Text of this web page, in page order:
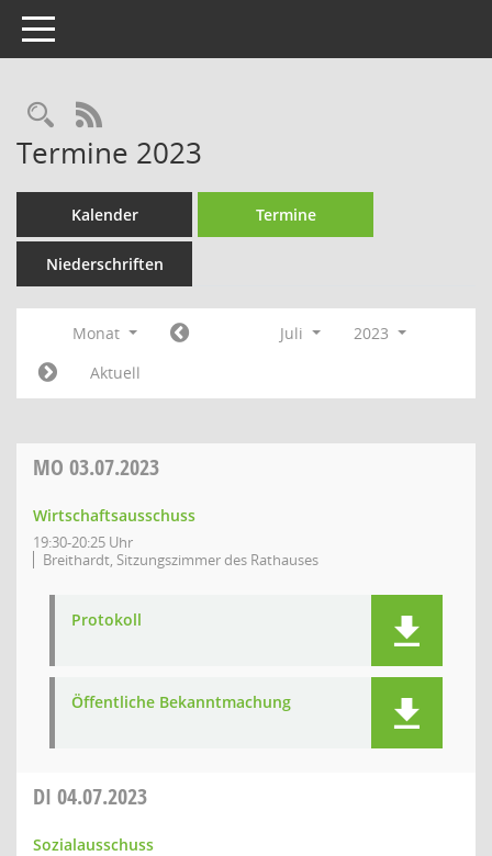
Toggle navigation
Rechercheauswahl
RSS-Feed
Termine 2023
Kalender Termine
Niederschriften
Monat Juli
2023
Aktuell
MO 03.07.2023
Wirtschaftsausschuss
19:30-20:25 Uhr
Breithardt, Sitzungszimmer des Rathauses
Protokoll
Öffentliche Bekanntmachung
DI 04.07.2023
Sozialausschuss